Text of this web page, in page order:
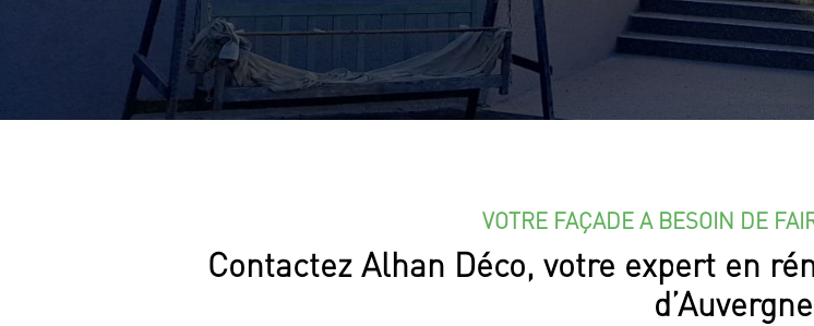
VOTRE FAÇADE A BESOIN DE
Contactez Alhan Déco, votre expert en
d’Auvergne